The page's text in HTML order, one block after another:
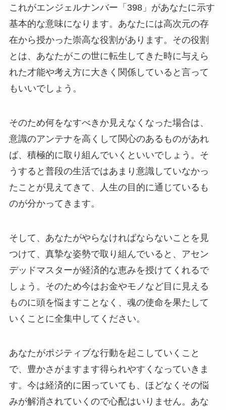
これがエンジェルナンバー「398」があなたに示す
基本的な意味になります。あなたには高次元の存
在から授かった崇高な役割があります。その役割
とは、あなたがこの世に転生してきた時に与えら
れた才能や考え方に大きく関係していると言って
もいいでしょう。
そのため何をなすべきか見えなくなった場合は、
意識のアンテナを高くして関心のあるものがあれ
ば、積極的に取り組んでいくといいでしょう。そ
うすると普段の生活ではあまり意識していなかっ
たことが見えてきて、人生の目的に通じているも
のが分かってきます。
そして、あなたがやらなければならないことを見
つけて、真摯な姿勢で取り組んでいると、アセン
デッドマスターが経済的な恵みを授けてくれるで
しょう。そのため今はお金やモノなど目に見える
ものに頭を悩ますことなく、魂の使命を果たして
いくことに全集中してください。
あなたがポジティブな行動を起こしていくこと
で、豊かさがますます得られやすくなっていきま
す。今は経済的に困っていても、ほどなくその悩
みが解消されていくので心配はいりません。あな